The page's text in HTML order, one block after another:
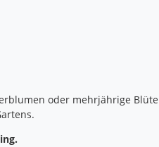
oder mehrjährige